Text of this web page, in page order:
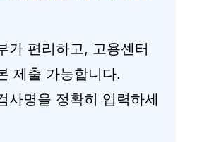
가 편리하고, 고용센터
제출 가능합니다.
사명을 정확히 입력하세